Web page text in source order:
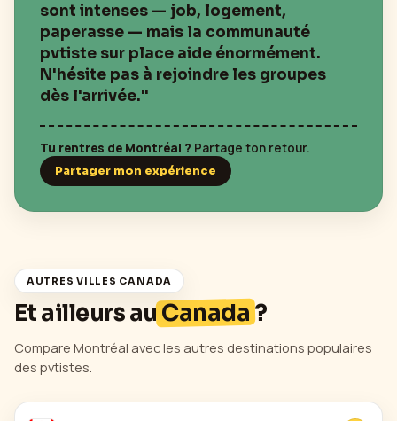
sont intenses — job, logement,
paperasse — mais la communauté
pvtiste sur place aide énormément.
N'hésite pas à rejoindre les groupes
dès l'arrivée."
Tu rentres de Montréal ? Partage ton retour.
Partager mon expérience
AUTRES VILLES CANADA
Et ailleurs auCanada?
Compare Montréal avec les autres destinations populaires
des pvtistes.